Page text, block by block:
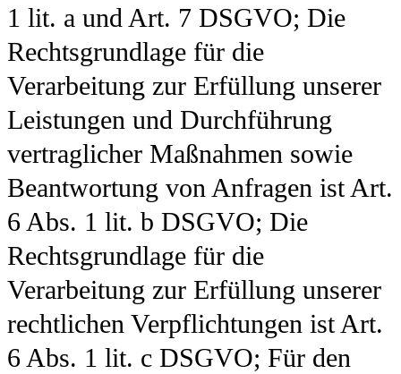
1 lit. a und Art. 7 DSGVO; Die
Rechtsgrundlage für die
Verarbeitung zur Erfüllung unserer
Leistungen und Durchführung
vertraglicher Maßnahmen sowie
Beantwortung von Anfragen ist Art.
6 Abs. 1 lit. b DSGVO; Die
Rechtsgrundlage für die
Verarbeitung zur Erfüllung unserer
rechtlichen Verpflichtungen ist Art.
6 Abs. 1 lit. c DSGVO; Für den